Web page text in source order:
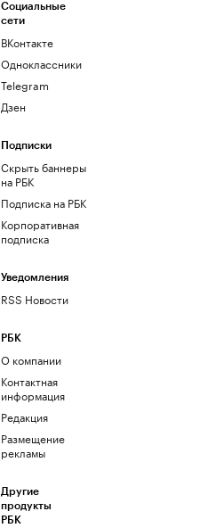
Социальные
сети
ВКонтакте
Одноклассники
Telegram
Дзен
Подписки
Скрыть баннеры
на РБК
Подписка на РБК
Корпоративная
подписка
Уведомления
RSS Новости
РБК
О компании
Контактная
информация
Редакция
Размещение
рекламы
Другие
продукты
РБК